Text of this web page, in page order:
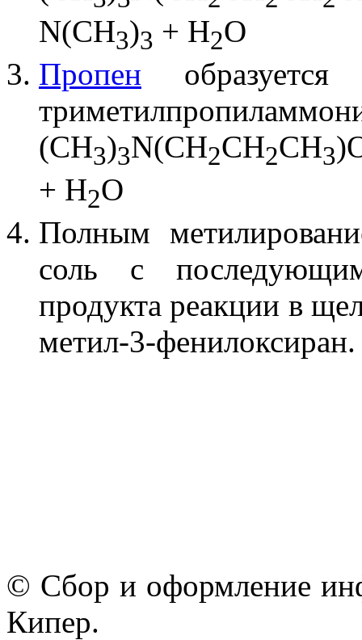
N(CH3)3 + H2O
Пропен
(CH3)3N(CH2CH2CH3
+ H2O
Полным
соль с
продукта реакции в
метил-3-
© Сбор и оформление
Кипер.